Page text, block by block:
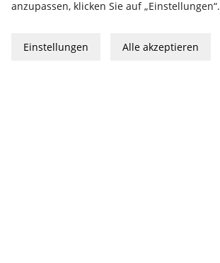
anzupassen, klicken Sie auf „Einstellungen“.
Einstellungen Alle akzeptieren